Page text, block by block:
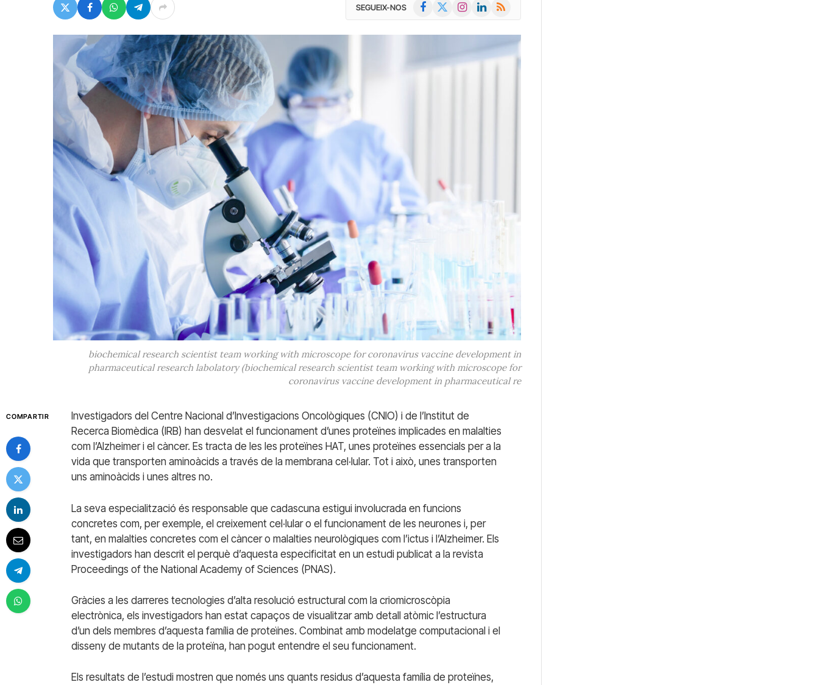
SEGUEIX-NOS Facebook InstagramLinkedIn
RSS
biochemical research scientist team working with microscope for coronavirus vaccine development in
pharmaceutical research labolatory (biochemical research scientist team working with microscope for
coronavirus vaccine development in pharmaceutical re
COMPARTIR
Investigadors del Centre Nacional d’Investigacions Oncològiques (CNIO) i de l’Institut de
Recerca Biomèdica (IRB) han desvelat el funcionament d’unes proteïnes implicades en malalties
com l’Alzheimer i el càncer. Es tracta de les les proteïnes HAT, unes proteïnes essencials per a la
vida que transporten aminoàcids a través de la membrana cel·lular. Tot i això, unes transporten
uns aminoàcids i unes altres no.
La seva especialització és responsable que cadascuna estigui involucrada en funcions
concretes com, per exemple, el creixement cel·lular o el funcionament de les neurones i, per
tant, en malalties concretes com el càncer o malalties neurològiques com l’ictus i l’Alzheimer. Els
investigadors han descrit el perquè d’aquesta especificitat en un estudi publicat a la revista
Proceedings of the National Academy of Sciences (PNAS).
Gràcies a les darreres tecnologies d’alta resolució estructural com la criomicroscòpia
electrònica, els investigadors han estat capaços de visualitzar amb detall atòmic l’estructura
d’un dels membres d’aquesta família de proteïnes. Combinat amb modelatge computacional i el
disseny de mutants de la proteïna, han pogut entendre el seu funcionament.
Els resultats de l’estudi mostren que només uns quants residus d’aquesta família de proteïnes,